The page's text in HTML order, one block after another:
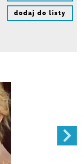
dodaj do listy